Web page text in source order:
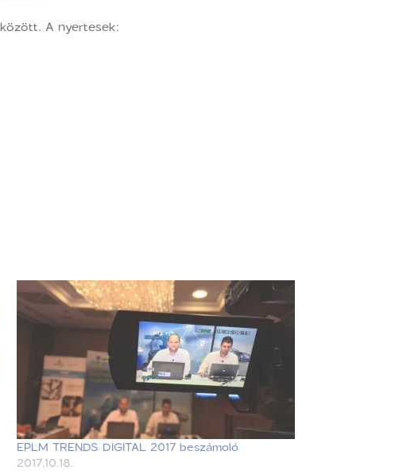
A nyertesek:
EPLM TRENDS DIGITAL 2017 beszámoló
2017.10.18.